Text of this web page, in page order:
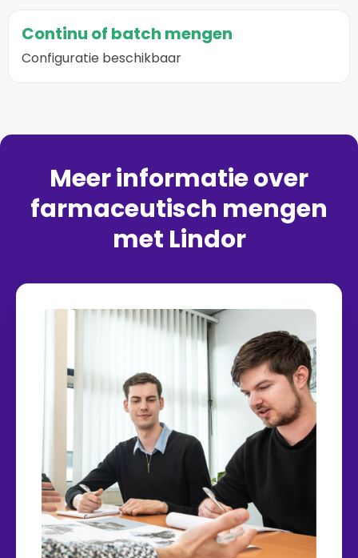
Continu of batch mengen
Configuratie beschikbaar
Meer informatie over
farmaceutisch mengen
met Lindor